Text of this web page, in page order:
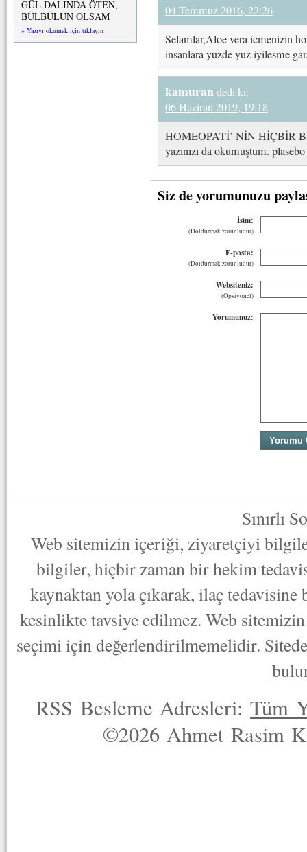
GÜL DALINDA ÖTEN,
BÜLBÜLÜN OLSAM
» Yazıyı okumak için tıklayın
04 Temmuz 2016, 22:26
Selamlar,Aloe vera icmenizin
insanlara yuzde yuz iyilesme
kamurandedi ki:
06 Haziran 2019, 19:18
HOMEOPATİ’ NİN HİÇBİR
yazınızı da okumuştum.
Siz de yorumunuzu
İsim:
(Doldurmak zorunludur)
E-posta:
(Doldurmak zorunludur)
Websiteniz:
(Opsiyonel)
Yorumunuz:
Sınırlı
Web sitemizin içeriği, ziyaretçiyi
bilgiler, hiçbir zaman bir hekim
kaynaktan yola çıkarak, ilaç
kesinlikte tavsiye edilmez. Web
seçimi için değerlendirilmemelidir.
RSS Besleme Adresleri:Tüm
©2026 Ahmet Rasim